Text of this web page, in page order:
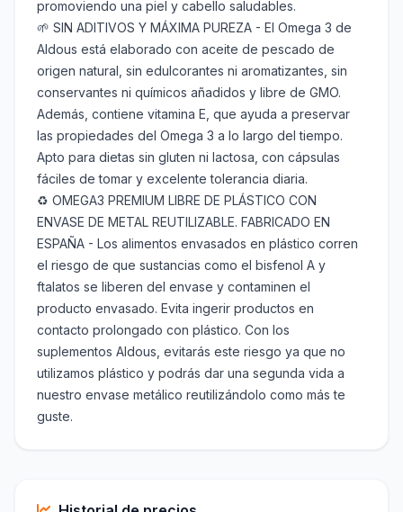
promoviendo una piel y cabello saludables.
🌱 SIN ADITIVOS Y MÁXIMA PUREZA - El Omega 3 de
Aldous está elaborado con aceite de pescado de
origen natural, sin edulcorantes ni aromatizantes, sin
conservantes ni químicos añadidos y libre de GMO.
Además, contiene vitamina E, que ayuda a preservar
las propiedades del Omega 3 a lo largo del tiempo.
Apto para dietas sin gluten ni lactosa, con cápsulas
fáciles de tomar y excelente tolerancia diaria.
♻️ OMEGA3 PREMIUM LIBRE DE PLÁSTICO CON
ENVASE DE METAL REUTILIZABLE. FABRICADO EN
ESPAÑA - Los alimentos envasados en plástico corren
el riesgo de que sustancias como el bisfenol A y
ftalatos se liberen del envase y contaminen el
producto envasado. Evita ingerir productos en
contacto prolongado con plástico. Con los
suplementos Aldous, evitarás este riesgo ya que no
utilizamos plástico y podrás dar una segunda vida a
nuestro envase metálico reutilizándolo como más te
guste.